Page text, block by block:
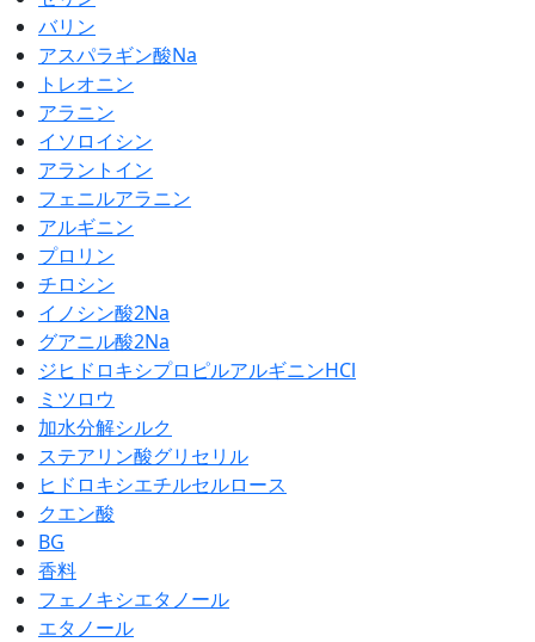
バリン
アスパラギン酸Na
トレオニン
アラニン
イソロイシン
アラントイン
フェニルアラニン
アルギニン
プロリン
チロシン
イノシン酸2Na
グアニル酸2Na
ジヒドロキシプロピルアルギニンHCl
ミツロウ
加水分解シルク
ステアリン酸グリセリル
ヒドロキシエチルセルロース
クエン酸
BG
香料
フェノキシエタノール
エタノール